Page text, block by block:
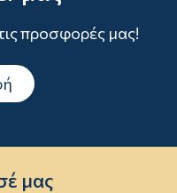
προσφορές μας!
μας